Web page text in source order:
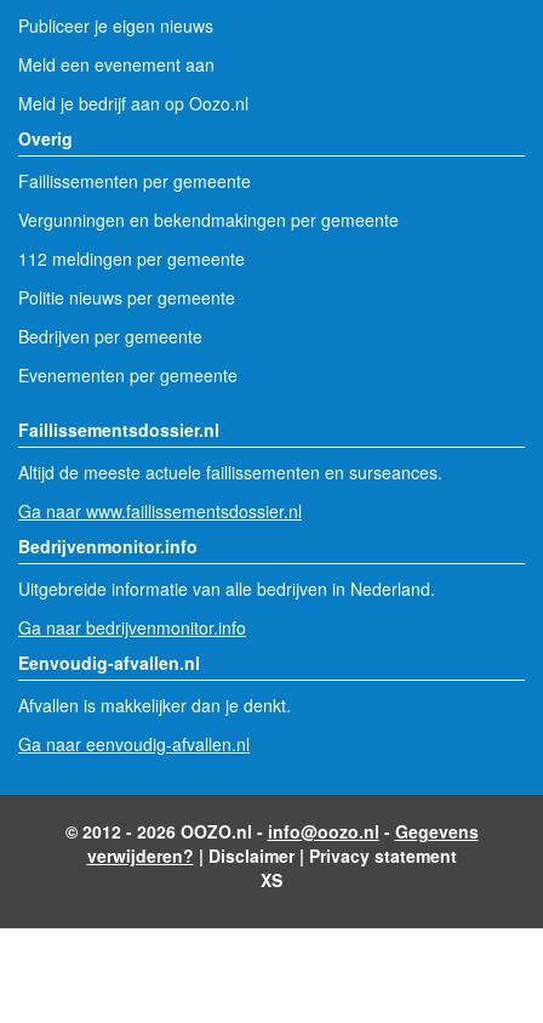
Publiceer je eigen nieuws
Meld een evenement aan
Meld je bedrijf aan op Oozo.nl
Overig
Faillissementen per gemeente
Vergunningen en bekendmakingen per gemeente
112 meldingen per gemeente
Politie nieuws per gemeente
Bedrijven per gemeente
Evenementen per gemeente
Faillissementsdossier.nl
Altijd de meeste actuele faillissementen en surseances.
Ga naar www.faillissementsdossier.nl
Bedrijvenmonitor.info
Uitgebreide informatie van alle bedrijven in Nederland.
Ga naar bedrijvenmonitor.info
Eenvoudig-afvallen.nl
Afvallen is makkelijker dan je denkt.
Ga naar eenvoudig-afvallen.nl
© 2012 - 2026 OOZO.nl - info@oozo.nl - Gegevens
verwijderen? | Disclaimer| Privacy statement
XS